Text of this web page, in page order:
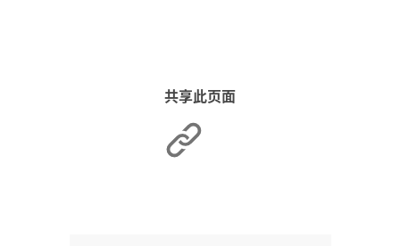
共享此页面